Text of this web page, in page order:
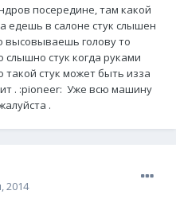
посередине, там какой
едешь в салоне стук слышен
высовываешь голову то
стук когда руками
стук может быть изза
. :pioneer: Уже всю машину
.
2014